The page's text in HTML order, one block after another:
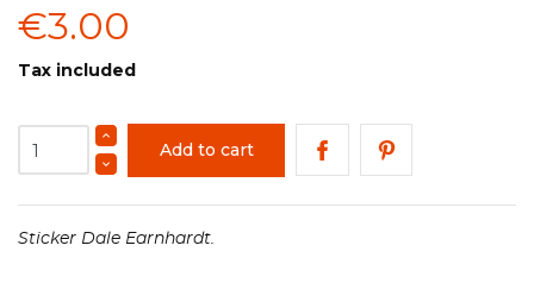
€3.00
Tax included
Add to cart
Sticker Dale Earnhardt.